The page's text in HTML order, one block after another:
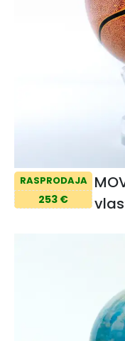
RASPRODAJA
253 €